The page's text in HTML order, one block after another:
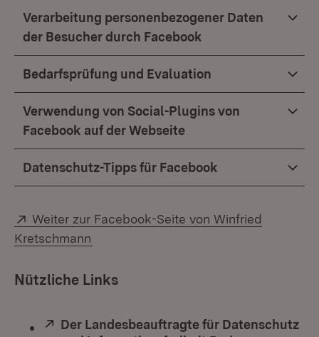
Verarbeitung personenbezogener Daten
der Besucher durch Facebook
Bedarfsprüfung und Evaluation
Verwendung von Social-Plugins von
Facebook auf der Webseite
Datenschutz-Tipps für Facebook
Extern:
Weiter zur Facebook-Seite von Winfried
Kretschmann
Nützliche Links
Extern:
Der Landesbeauftragte für Datenschutz